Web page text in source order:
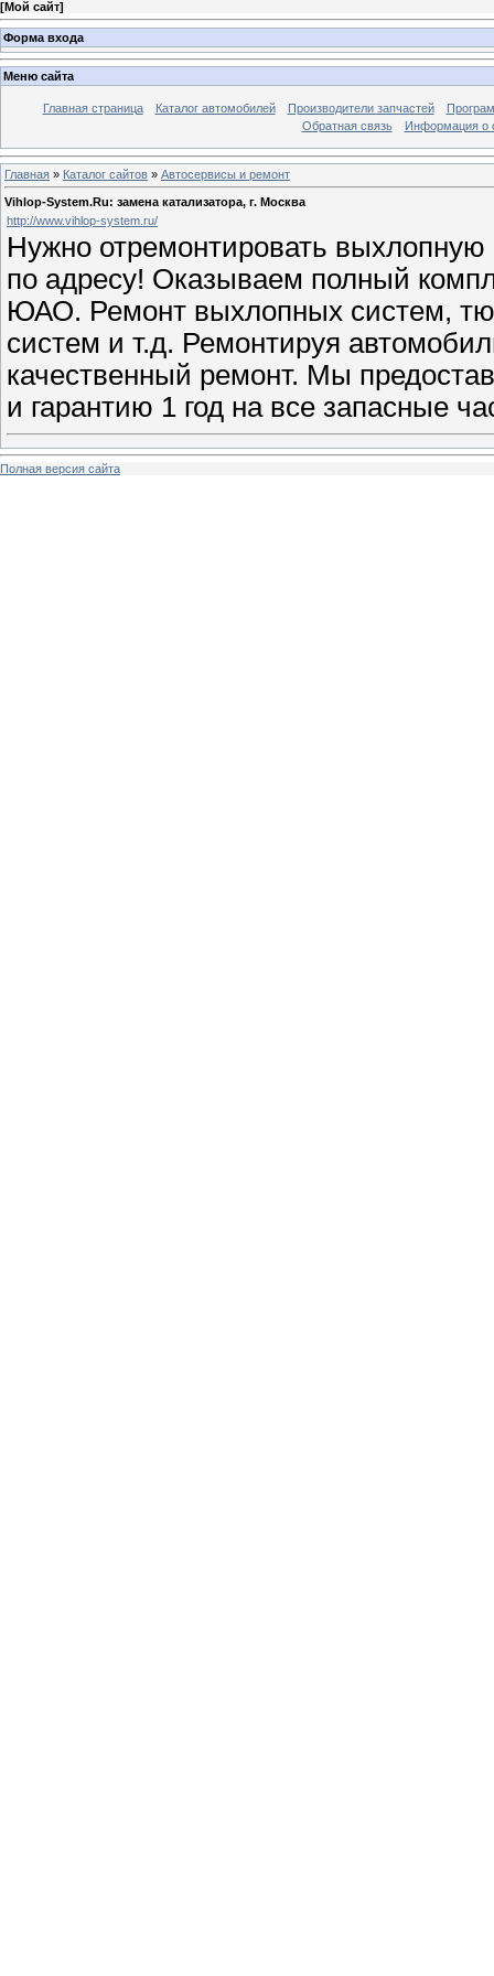
[Мой сайт]
Форма входа
Меню сайта
Главная страница Каталог автомобилей Производители запчастей
Обратная связь
Информация о
Главная » Каталог сайтов » Автосервисы и ремонт
Vihlop-System.Ru: замена катализатора, г. Москва
http://www.vihlop-system.ru/
Нужно отремонтировать
по адресу! Оказываем полный
ЮАО. Ремонт выхлопных систем,
систем и т.д. Ремонтируя
качественный ремонт. Мы
и гарантию 1 год на все запасные
Полная версия сайта